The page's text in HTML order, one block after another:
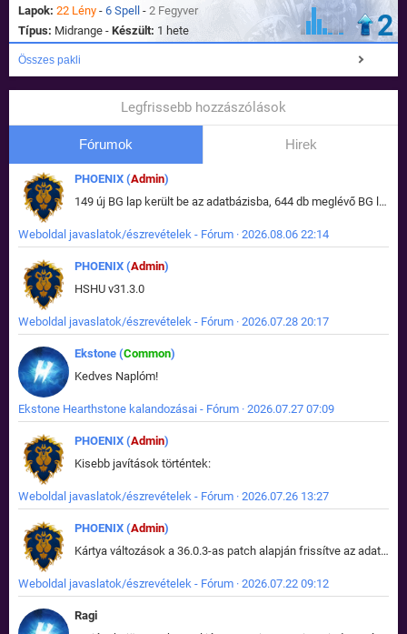
Lapok: 22 Lény - 6 Spell - 2 Fegyver
Típus: Midrange - Készült: 1 hete 2
Összes pakli
Legfrissebb hozzászólások
Fórumok Hirek
PHOENIX (Admin)
149 új BG lap került be az adatbázisba, 644 db meglévő BG lap módosult, bekerültek az új képek a megváltozott lapokhoz is.
Weboldal javaslatok/észrevételek - Fórum · 2026.08.06 22:14
PHOENIX (Admin)
HSHU v31.3.0
Weboldal javaslatok/észrevételek - Fórum · 2026.07.28 20:17
Ekstone (Common)
Kedves Naplóm!
Ekstone Hearthstone kalandozásai - Fórum · 2026.07.27 07:09
PHOENIX (Admin)
Kisebb javítások történtek:
Weboldal javaslatok/észrevételek - Fórum · 2026.07.26 13:27
PHOENIX (Admin)
Kártya változások a 36.0.3-as patch alapján frissítve az adatbázisban (képek is cserélve).
Weboldal javaslatok/észrevételek - Fórum · 2026.07.22 09:12
Ragi